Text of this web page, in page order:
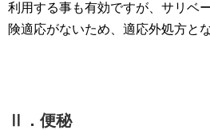
利用する事も有効ですが、サリベ
険適応がないため、適応外処方と
Ⅱ．便秘